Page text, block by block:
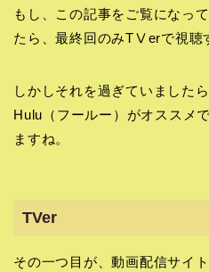
もし、この記事をご覧になっ
たら、最終回のみTⅤerで視聴
しかしそれを過ぎていました
Hulu（フールー）がオススメ
ますね。
TVer
その一つ目が、動画配信サイ